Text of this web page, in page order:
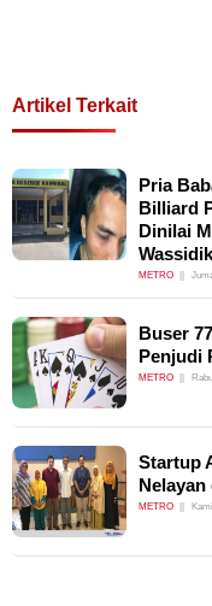
Artikel Terkait
Pria
Billiard
Dinilai
Wassidik
METRO
Buser
Penjudi
METRO
Startup
METRO